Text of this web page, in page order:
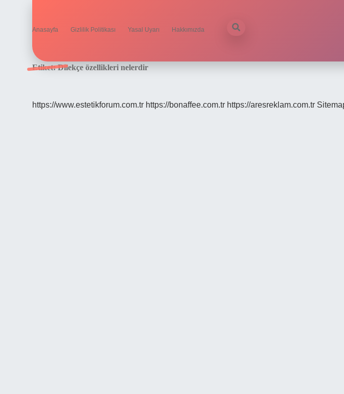
Anasayfa Gizlilik Politikası Yasal Uyarı Hakkımızda
Etiket:Dilekçe özellikleri nelerdir
https://www.estetikforum.com.tr https://bonaffee.com.tr https://aresreklam.com.tr